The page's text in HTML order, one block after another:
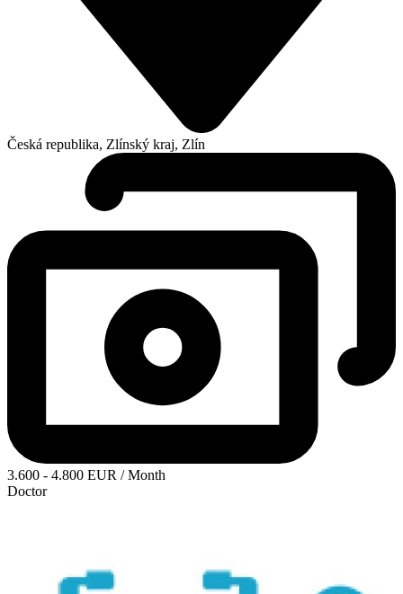
Česká republika, Zlínský kraj, Zlín
3.600 - 4.800 EUR / Month
Doctor